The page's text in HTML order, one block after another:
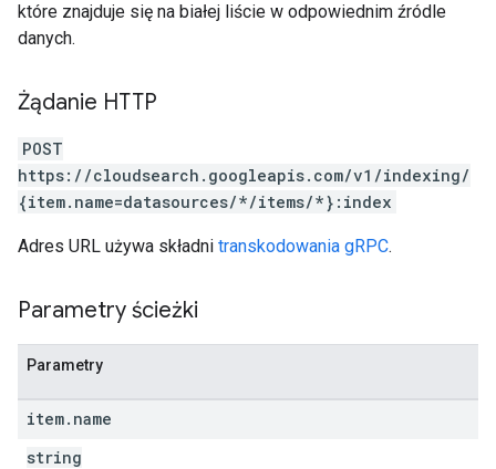
które znajduje się na białej liście w odpowiednim źródle
danych.
Żądanie HTTP
POST
https://cloudsearch.googleapis.com/v1/indexing/
{item.name=datasources/*/items/*}:index
Adres URL używa składni transkodowania gRPC.
Parametry ścieżki
Parametry
item. name
string